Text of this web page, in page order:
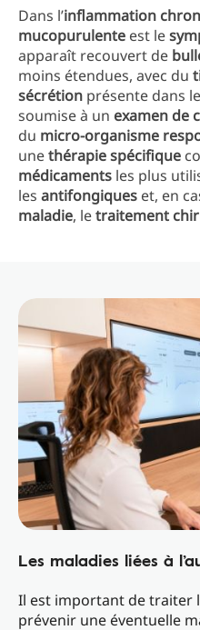
Dans l’inflammation
mucopurulente est le
apparaît recouvert de
moins étendues, avec du
sécrétion présente dans le
soumise à un examen de
du micro-organisme
unethérapie spécifique
médicaments les plus
les antifongiques et, en
maladie, letraitement
Les maladies liées à
Il est important de traiter
prévenir une éventuelle